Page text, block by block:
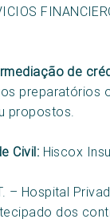
de
preparatórios
propostos.
Civil: Hiscox
– Hospital
dos